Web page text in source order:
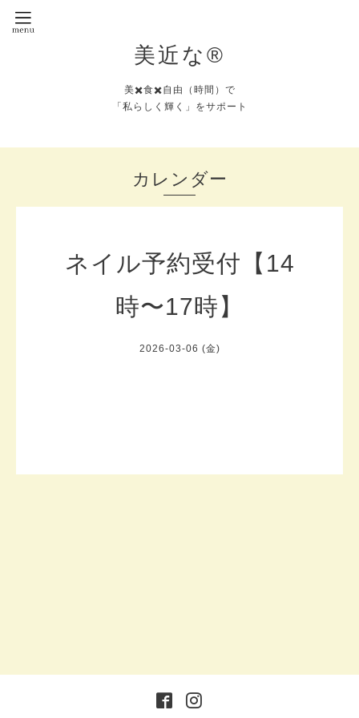
美近な®︎
美✖️食✖️自由（時間）で
「私らしく輝く」をサポート
カレンダー
ネイル予約受付【14
時〜17時】
2026-03-06 (金)